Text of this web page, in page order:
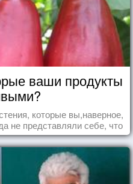
ваши продукты
которые вы,наверное,
не представляли себе, что
их в пищу.